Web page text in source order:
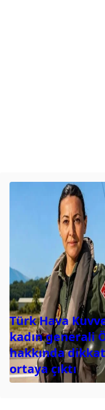
Türk Hava
kadın generali
hakkında
ortaya çıktı